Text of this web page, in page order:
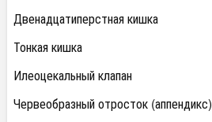
Двенадцатиперстная кишка
Тонкая кишка
Илеоцекальный клапан
Червеобразный отросток (аппендикс)